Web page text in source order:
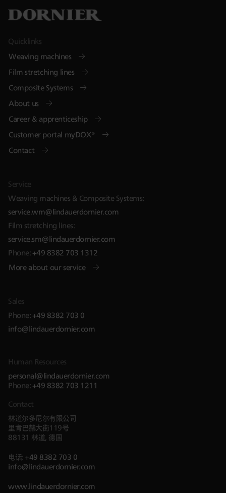
Quicklinks
Weaving machines
Film stretching lines
Composite Systems
About us
Career & apprenticeship
Customer portal myDOX®
Contact
Service
Weaving machines & Composite Systems:
service.wm@lindauerdornier.com
Film stretching lines:
service.sm@lindauerdornier.com
Phone:+49 8382 703 1312
More about our service
Sales
Phone:+49 8382 703 0
info@lindauerdornier.com
Human Resources
personal@lindauerdornier.com
Phone:+49 8382 703 1211
Contact
林道尔多尼尔有限公司
里肯巴赫大街119号
88131 林道, 德国
电话:+49 8382 703 0
info@lindauerdornier.com
www.lindauerdornier.com